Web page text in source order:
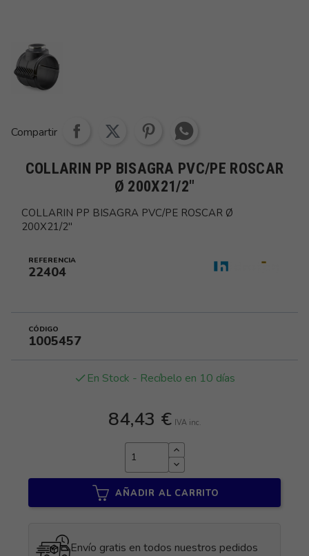
Compartir
COLLARIN PP BISAGRA PVC/PE ROSCAR
Ø 200X21/2"
COLLARIN PP BISAGRA PVC/PE ROSCAR Ø
200X21/2"
REFERENCIA
22404
CÓDIGO
1005457
done En Stock - Recíbelo en 10 días
84,43 € IVA inc.
AÑADIR AL CARRITO
Envío gratis en todos nuestros pedidos